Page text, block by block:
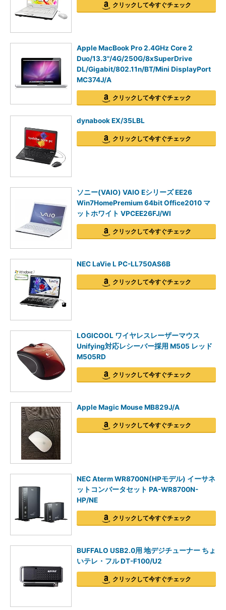
クリックして今すぐチェック
Apple MacBook Pro 2.4GHz Core 2
Duo/13.3"/4G/250G/8xSuperDrive
DL/Gigabit/802.11n/BT/Mini DisplayPort
MC374J/A
クリックして今すぐチェック
dynabook EX/35LBL
クリックして今すぐチェック
ソニー(VAIO) VAIO Eシリーズ EE26
Win7HomePremium 64bit Office2010 マ
ットホワイト VPCEE26FJ/WI
クリックして今すぐチェック
NEC LaVie L PC-LL750AS6B
クリックして今すぐチェック
LOGICOOL ワイヤレスレーザーマウス
Unifying対応レシーバー採用 M505 レッド
M505RD
クリックして今すぐチェック
Apple Magic Mouse MB829J/A
クリックして今すぐチェック
NEC Aterm WR8700N(HPモデル) イーサネ
ットコンバータセット PA-WR8700N-
HP/NE
クリックして今すぐチェック
BUFFALO USB2.0用 地デジチューナー ちょ
いテレ・フル DT-F100/U2
クリックして今すぐチェック